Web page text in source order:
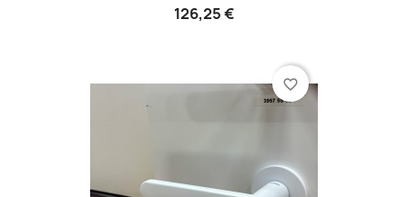
126,25 €
favorite_border